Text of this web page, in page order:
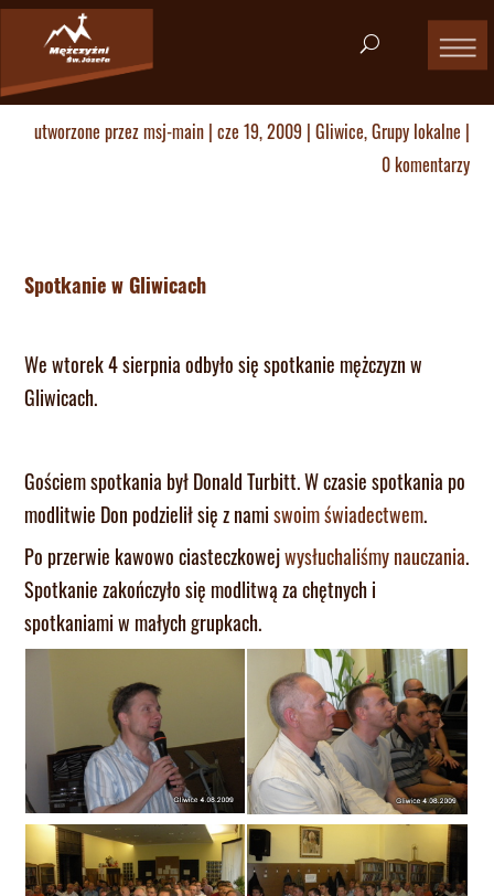
utworzone przezmsj-main| cze 19, 2009| Gliwice,Grupy lokalne |
0 komentarzy
Spotkanie w Gliwicach
We wtorek 4 sierpnia odbyło się spotkanie mężczyzn w
Gliwicach.
Gościem spotkania był Donald Turbitt. W czasie spotkania po
modlitwie Don podzielił się z namiswoim świadectwem.
Po przerwie kawowo ciasteczkowejwysłuchaliśmy nauczania.
Spotkanie zakończyło się modlitwą za chętnych i
spotkaniami w małych grupkach.